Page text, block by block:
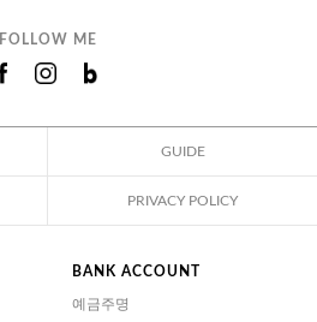
FOLLOW ME
GUIDE
PRIVACY POLICY
BANK ACCOUNT
예금주명